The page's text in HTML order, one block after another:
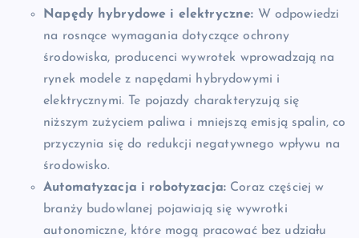
Napędy hybrydowe i elektryczne: W odpowiedzi
na rosnące wymagania dotyczące ochrony
środowiska, producenci wywrotek wprowadzają na
rynek modele z napędami hybrydowymi i
elektrycznymi. Te pojazdy charakteryzują się
niższym zużyciem paliwa i mniejszą emisją spalin, co
przyczynia się do redukcji negatywnego wpływu na
środowisko.
Automatyzacja i robotyzacja: Coraz częściej w
branży budowlanej pojawiają się wywrotki
autonomiczne, które mogą pracować bez udziału